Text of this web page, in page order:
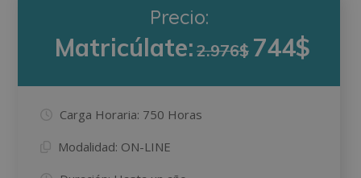
Precio:
Matricúlate:2.976$ 744$
Carga Horaria: 750 Horas
Modalidad: ON-LINE